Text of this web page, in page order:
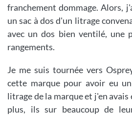
franchement dommage. Alors,
un sac à dos d'un litrage
avec un dos bien ventilé, une
rangements.
Je me suis tournée vers
cette marque pour avoir eu
litrage de la marque et j'en
plus, ils sur beaucoup de